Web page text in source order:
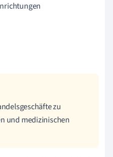
zu
und medizinischen